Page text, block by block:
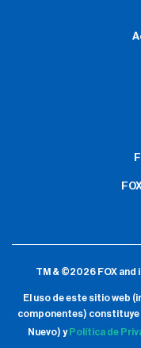
TM & ©2026 FOX
El uso de este sitio web
componentes) constituye
Nuevo) y Política de